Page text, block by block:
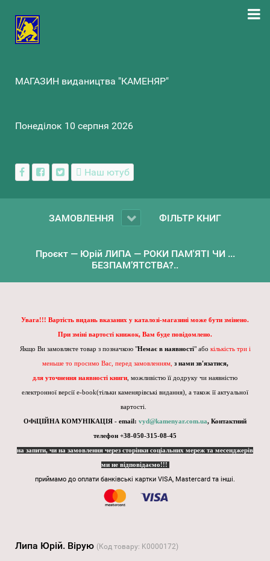
МАГАЗИН видаництва "КАМЕНЯР"
Понеділок 10 серпня 2026
Наш ютуб
ЗАМОВЛЕННЯ ФІЛЬТР КНИГ
Проєкт — Юрій ЛИПА — РОКИ ПАМ'ЯТІ ЧИ ...
БЕЗПАМ’ЯТСТВА?..
Увага!!! Вартість видань вказаних у каталозі-магазині може бути змінено.
При зміні вартості книжок, Вам буде повідомлено.
Якщо Ви замовляєте товар з позначкою "Немає в наявності" або кількість три і
меньше то просимо Вас, перед замовленням, з нами зв'язатися,
для уточнення наявності книги , можливістю її додруку чи наявністю
електронної версії e-book(тільки каменярівські видання), а також її актуальної
вартості.
ОФіЦІЙНА КОМУНІКАЦІЯ - email: vyd@kamenyar.com.ua, Контактний
телефон +38-050-315-08-45
на запити, чи на замовлення через сторінки соціальних мереж та месенджерів
ми не відповідаємо!!!
приймамо до оплати банківські картки VISA, Mastercard та інші.
Липа Юрій. Вірую (Код товару: K0000172)